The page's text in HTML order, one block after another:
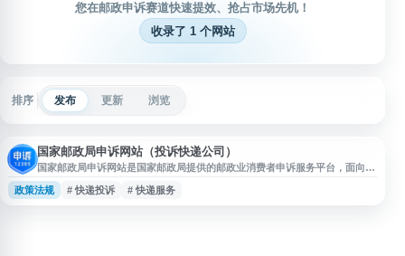
您在邮政申诉赛道快速提效、抢占市场先机！
收录了 1 个网站
排序 发布 更新 浏览
国家邮政局申诉网站（投诉快递公司）
国家邮政局申诉网站是国家邮政局提供的邮政业消费者申诉服务平台，面向用
户受理邮政、快递服务相关问题申诉。用户在与企业投诉处理无果或对处理结
果不满意时，可通过该网站提交申诉，反映快递延误、丢失、损毁、服务态
政策法规 # 快递投诉 # 快递服务